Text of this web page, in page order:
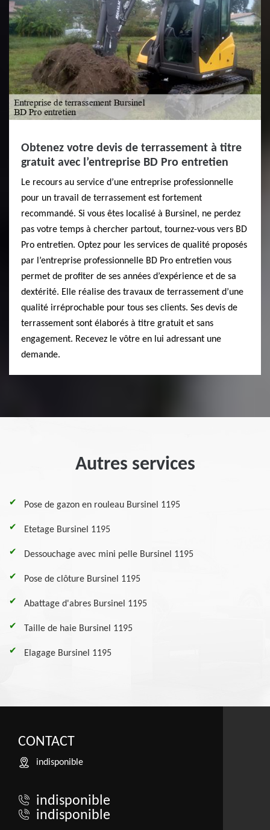
Obtenez votre devis de terrassement à titre
gratuit avec l’entreprise BD Pro entretien
Le recours au service d’une entreprise professionnelle
pour un travail de terrassement est fortement
recommandé. Si vous êtes localisé à Bursinel, ne perdez
pas votre temps à chercher partout, tournez-vous vers BD
Pro entretien. Optez pour les services de qualité proposés
par l’entreprise professionnelle BD Pro entretien vous
permet de profiter de ses années d’expérience et de sa
dextérité. Elle réalise des travaux de terrassement d’une
qualité irréprochable pour tous ses clients. Ses devis de
terrassement sont élaborés à titre gratuit et sans
engagement. Recevez le vôtre en lui adressant une
demande.
Autres services
Pose de gazon en rouleau Bursinel 1195
Etetage Bursinel 1195
Dessouchage avec mini pelle Bursinel 1195
Pose de clôture Bursinel 1195
Abattage d'abres Bursinel 1195
Taille de haie Bursinel 1195
Elagage Bursinel 1195
CONTACT
indisponible
indisponible
indisponible